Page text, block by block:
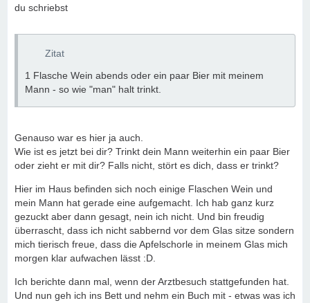
du schriebst
Zitat
1 Flasche Wein abends oder ein paar Bier mit meinem
Mann - so wie "man" halt trinkt.
Genauso war es hier ja auch.
Wie ist es jetzt bei dir? Trinkt dein Mann weiterhin ein paar Bier
oder zieht er mit dir? Falls nicht, stört es dich, dass er trinkt?
Hier im Haus befinden sich noch einige Flaschen Wein und
mein Mann hat gerade eine aufgemacht. Ich hab ganz kurz
gezuckt aber dann gesagt, nein ich nicht. Und bin freudig
überrascht, dass ich nicht sabbernd vor dem Glas sitze sondern
mich tierisch freue, dass die Apfelschorle in meinem Glas mich
morgen klar aufwachen lässt :D.
Ich berichte dann mal, wenn der Arztbesuch stattgefunden hat.
Und nun geh ich ins Bett und nehm ein Buch mit - etwas was ich